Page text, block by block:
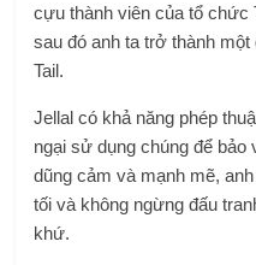
cựu thành viên của tổ chức
sau đó anh ta trở thành
Tail.
Jellal có khả năng phép
ngại sử dụng chúng để
dũng cảm và mạnh mẽ,
tối và không ngừng đấu
khứ.